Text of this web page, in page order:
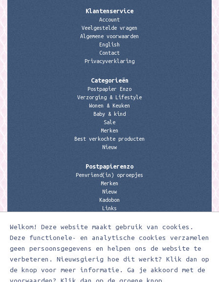
Welkom! Deze website maakt gebruik van cookies.
Deze functionele- en analytische cookies verzamelen
geen persoonsgegevens en helpen ons de website te
verbeteren. Nieuwsgierig hoe dit werkt? Klik dan op
de knop voor meer informatie. Ga je akkoord met de
Klantenservice
Account
Veelgestelde vragen
Algemene voorwaarden
English
Contact
Privacyverklaring
Categorieën
Postpapier Enzo
Verzorging & Lifestyle
Wonen & Keuken
Baby & kind
Sale
Merken
Best verkochte producten
Nieuw
Postpapierenzo
Penvriend(in) oproepjes
Merken
Nieuw
Kadobon
Links
Contactgegevens
Meerleuks
anita@meerleuks.nl
06 – 107 163 36
KVK nummer: 58807179
BTW nummer: 853190859B01